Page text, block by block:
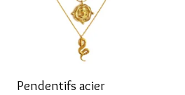
Pendentifs acier